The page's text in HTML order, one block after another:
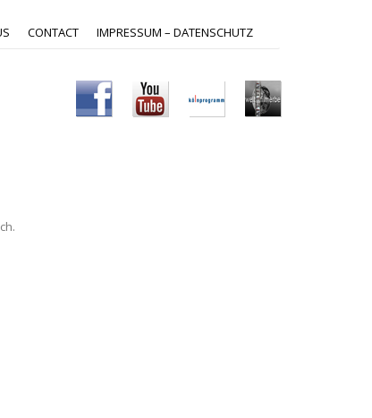
CONTACT IMPRESSUM – DATENSCHUTZ